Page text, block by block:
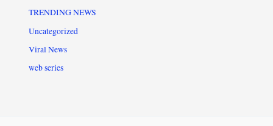
TRENDING NEWS
Uncategorized
Viral News
web series